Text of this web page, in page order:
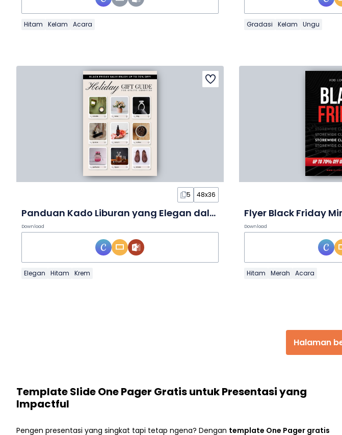
Hitam Kelam Acara Gradasi Kelam Ungu
5 48x36
Panduan Kado Liburan yang Elegan dalam Slide
Download
Elegan Hitam Krem
Download
Hitam Merah Acara
Halaman
Template Slide One Pager Gratis untuk Presentasi yang
Impactful
Pengen presentasi yang singkat tapi tetap ngena? Dengan template One Pager gratis